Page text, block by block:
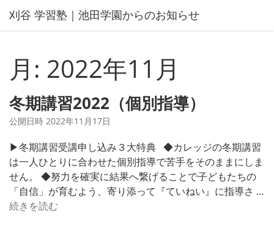
刈谷 学習塾｜池田学園からのお知らせ
月: 2022年11月
冬期講習2022（個別指導）
公開日時 2022年11月17日
▶冬期講習受講申し込み３大特典 ◆カレッジの冬期講習
は一人ひとりに合わせた個別指導で苦手をそのままにしま
せん。 ◆努力を確実に結果へ繋げることで子どもたちの
「自信」が育むよう、寄り添って『ていねい』に指導さ …
続きを読む